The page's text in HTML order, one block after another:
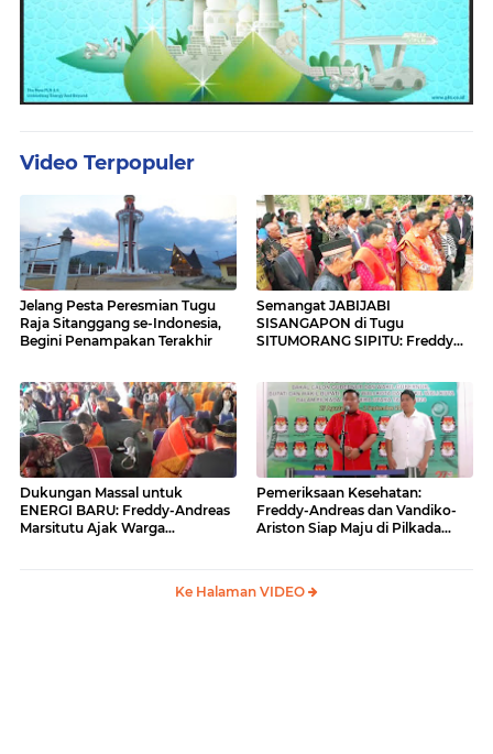
Video Terpopuler
Jelang Pesta Peresmian Tugu
Raja Sitanggang se-Indonesia,
Begini Penampakan Terakhir
Semangat JABIJABI
SISANGAPON di Tugu
SITUMORANG SIPITU: Freddy
Dukungan Massal untuk
ENERGI BARU: Freddy-Andreas
Marsitutu Ajak Warga
Pemeriksaan Kesehatan:
Freddy-Andreas dan Vandiko-
Ariston Siap Maju di Pilkada
Ke Halaman VIDEO